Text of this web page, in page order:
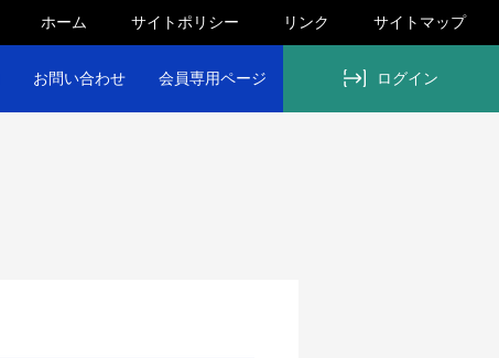
ホーム サイトポリシー リンク サイトマップ
お問い合わせ 会員専用ページ ログイン